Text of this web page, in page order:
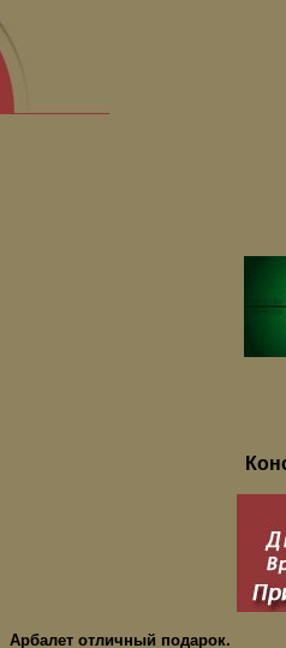
Арбалет отличный подарок.